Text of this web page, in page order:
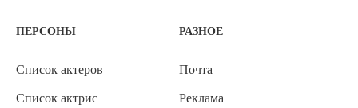
ПЕРСОНЫ
Список актеров
Список актрис
РАЗНОЕ
Почта
Реклама